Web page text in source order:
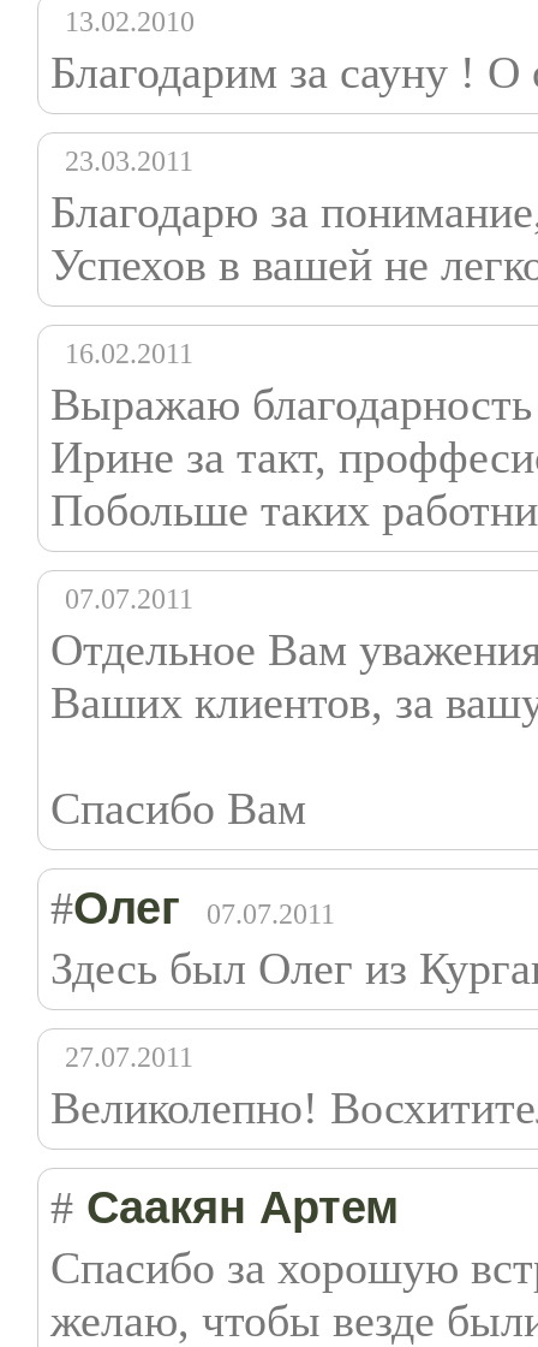
13.02.2010
Благодарим за сауну !
23.03.2011
Благодарю за
Успехов в вашей не
16.02.2011
Выражаю
Ирине за такт,
Побольше таких
07.07.2011
Отдельное Вам
Ваших клиентов, за
Спасибо Вам
#Олег 07.07.2011
Здесь был Олег из
27.07.2011
Великолепно!
# Саакян Артем
Спасибо за хорошую
желаю, чтобы везде